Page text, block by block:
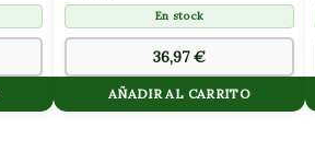
En stock
36,97€
AÑADIR AL CARRITO